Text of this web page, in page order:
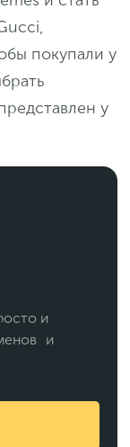
покупали у
у
и
и